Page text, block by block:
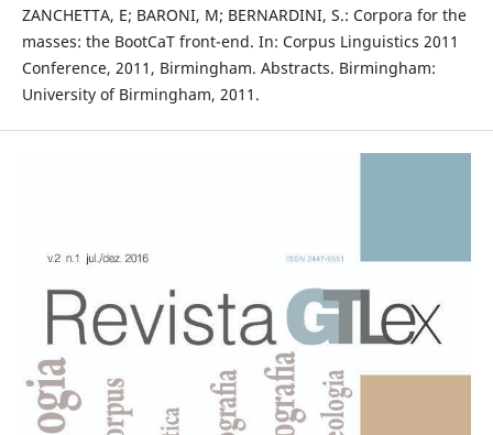
ZANCHETTA, E; BARONI, M; BERNARDINI, S.: Corpora for the
masses: the BootCaT front-end. In: Corpus Linguistics 2011
Conference, 2011, Birmingham. Abstracts. Birmingham:
University of Birmingham, 2011.